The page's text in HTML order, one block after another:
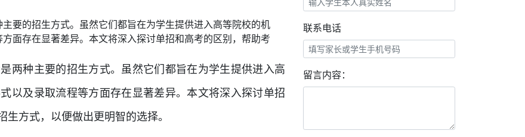
要的招生方式。虽然它们都旨在为学生提供进入高等院校的机
面存在显著差异。本文将深入探讨单招和高考的区别，帮助考
两种主要的招生方式。虽然它们都旨在为学生提供进入高
以及录取流程等方面存在显著差异。本文将深入探讨单招
方式，以便做出更明智的选择。
联系电话
留言内容：